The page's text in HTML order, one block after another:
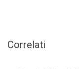
Correlati